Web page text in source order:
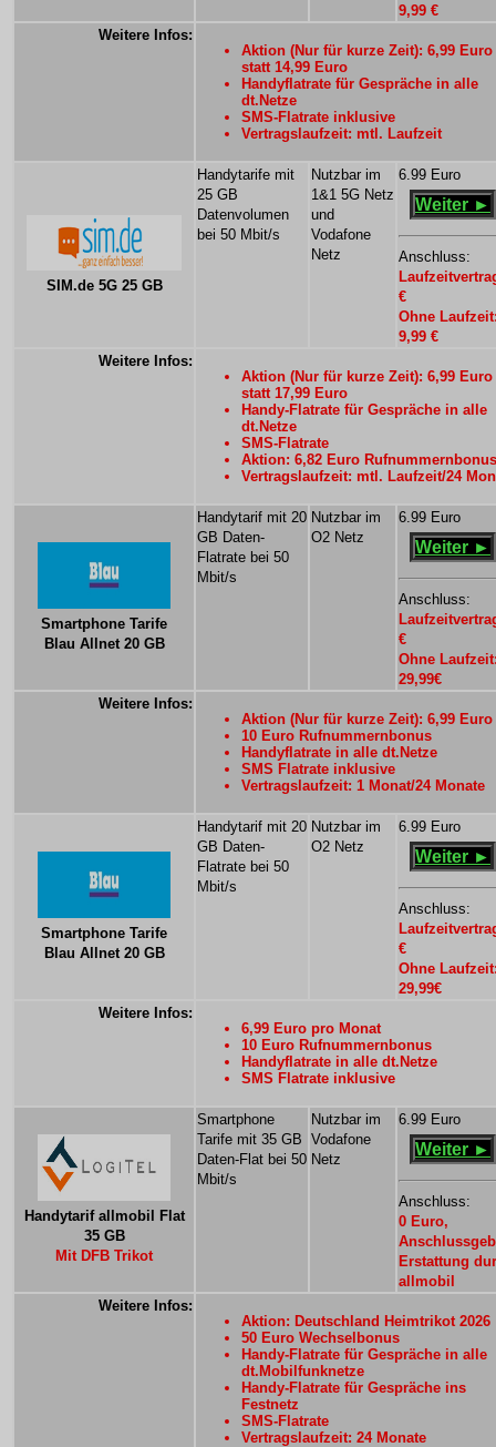
9,99 €
Weitere Infos:
Aktion (Nur für kurze Zeit): 6,99 Euro
statt 14,99 Euro
Handyflatrate für Gespräche in alle
dt.Netze
SMS-Flatrate inklusive
Vertragslaufzeit: mtl. Laufzeit
SIM.de 5G 25 GB
Handytarife mit
25 GB
Datenvolumen
bei 50 Mbit/s
Nutzbar im
1&1 5G Netz
und
Vodafone
Netz
6.99 Euro
Weiter ►
Anschluss:
€
Ohne
9,99 €
Weitere Infos:
Aktion (Nur für kurze Zeit): 6,99 Euro
statt 17,99 Euro
Handy-Flatrate für Gespräche in alle
dt.Netze
SMS-Flatrate
Aktion: 6,82 Euro Rufnummernbonus
Vertragslaufzeit: mtl. Laufzeit/24
Smartphone Tarife
Blau Allnet 20 GB
Handytarif mit 20
GB Daten-
Flatrate bei 50
Mbit/s
Nutzbar im
O2 Netz
6.99 Euro
Weiter ►
Anschluss:
€
Ohne
29,99€
Weitere Infos:
Aktion (Nur für kurze Zeit): 6,99 Euro
10 Euro Rufnummernbonus
Handyflatrate in alle dt.Netze
SMS Flatrate inklusive
Vertragslaufzeit: 1 Monat/24 Monate
Smartphone Tarife
Blau Allnet 20 GB
Handytarif mit 20
GB Daten-
Flatrate bei 50
Mbit/s
Nutzbar im
O2 Netz
6.99 Euro
Weiter ►
Anschluss:
€
Ohne
29,99€
Weitere Infos:
6,99 Euro pro Monat
10 Euro Rufnummernbonus
Handyflatrate in alle dt.Netze
SMS Flatrate inklusive
Handytarif allmobil Flat
35 GB
Mit DFB Trikot
Smartphone
Tarife mit 35 GB
Daten-Flat bei 50
Mbit/s
Nutzbar im
Vodafone
Netz
6.99 Euro
Weiter ►
Anschluss:
0 Euro,
Erstattung
allmobil
Weitere Infos:
Aktion: Deutschland Heimtrikot 2026
50 Euro Wechselbonus
Handy-Flatrate für Gespräche in alle
dt.Mobilfunknetze
Handy-Flatrate für Gespräche ins
Festnetz
SMS-Flatrate
Vertragslaufzeit: 24 Monate